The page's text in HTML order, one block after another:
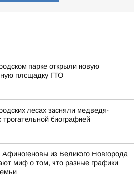
парке открыли новую
площадку ГТО
лесах засняли медведя-
трогательной биографией
Афиногеновы из Великого Новгорода
миф о том, что разные графики